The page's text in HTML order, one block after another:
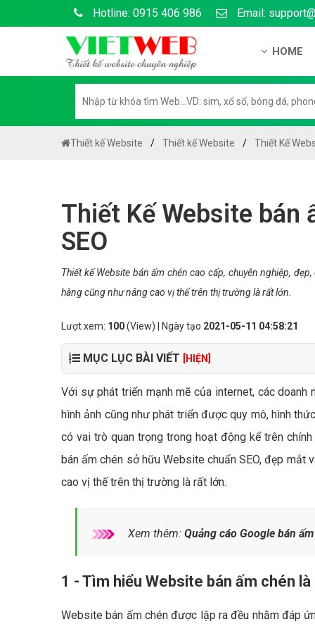
Hotline: 0915 406 986 Email:
HOME
Hướng
Chính
Chính
Thiết kế Website Thiết kế Website Thiết Kế
Thiết Kế Website bán
SEO
Thiết kế Website bán ấm chén cao cấp, chuyên nghiệp,
hàng cũng như nâng cao vị thế trên thị trường là rất lớn.
Lượt xem: 100(View) | Ngày tạo 2021-05-11 04:58:21
MỤC LỤC BÀI VIẾT [HIỆN]
Với sự phát triển mạnh mẽ của internet, các
hình ảnh cũng như phát triển được quy mô, hình
có vai trò quan trọng trong hoạt động kể trên
bán ấm chén sở hữu Website chuẩn SEO, đẹp mắt
cao vị thế trên thị trường là rất lớn.
Xem thêm: Quảng cáo Google bán
1 - Tìm hiểu Website bán ấm chén là
Website bán ấm chén được lập ra đều nhằm đáp